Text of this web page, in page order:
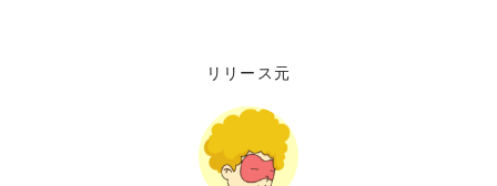
リリース元